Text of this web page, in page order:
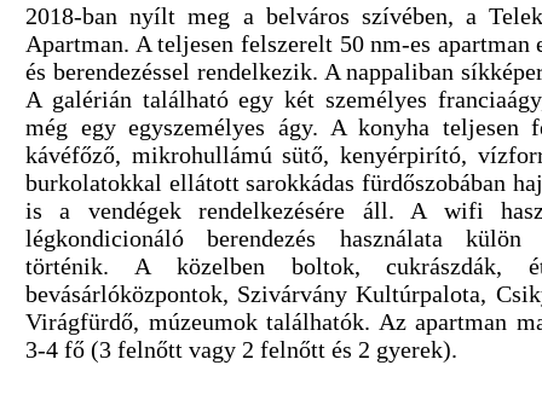
2018-ban nyílt meg a belváros szívében, a
Apartman. A teljesen felszerelt 50 nm-es apartman
és berendezéssel rendelkezik. A nappaliban
A galérián található egy két személyes
még egy egyszemélyes ágy. A konyha teljesen
kávéfőző, mikrohullámú sütő, kenyérpirító,
burkolatokkal ellátott sarokkádas fürdőszobában
is a vendégek rendelkezésére áll. A wifi
légkondicionáló berendezés használata külön
történik. A közelben boltok, cukrászdák,
bevásárlóközpontok, Szivárvány Kultúrpalota,
Virágfürdő, múzeumok találhatók. Az apartman
3-4 fő (3 felnőtt vagy 2 felnőtt és 2 gyerek).